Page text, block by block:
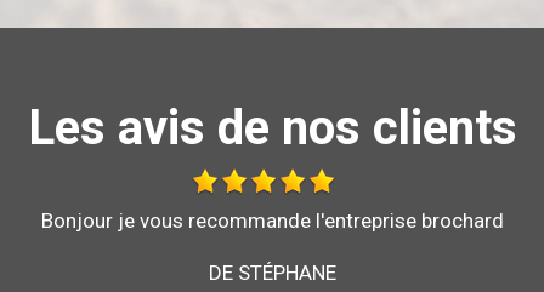
Les avis de nos clients
Travail effectué avec sérieux.
DE GÉGÉ